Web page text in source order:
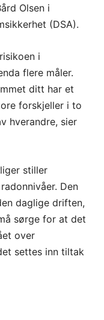
Olsen i
(DSA).
i
flere måler.
ditt har et
forskjeller i to
hverandre, sier
stiller
Den
daglige driften,
sørge for at det
over
settes inn tiltak